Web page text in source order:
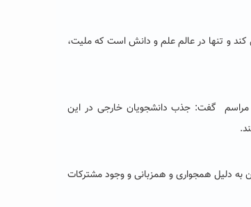
کند و تنها در عالم علم و دانش است که ملیت،
مراسم گفت: جذب دانشجویان خارجی در این
به دلیل همجواری و همزبانی و وجود مشترکات